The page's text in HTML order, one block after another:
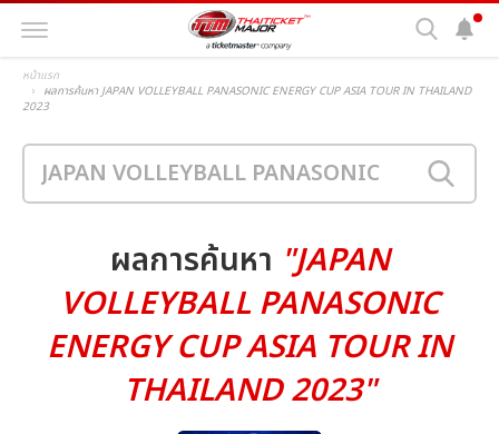
หน้าแรก
ผลการค้นหา JAPAN VOLLEYBALL PANASONIC ENERGY CUP ASIA TOUR IN THAILAND
2023
ผลการค้นหา "JAPAN
VOLLEYBALL PANASONIC
ENERGY CUP ASIA TOUR IN
THAILAND 2023"